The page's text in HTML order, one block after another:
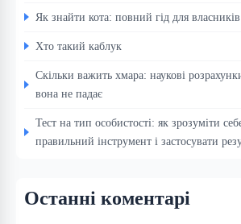
Як знайти кота: повний гід для
Хто такий каблук
Скільки важить хмара: наукові
вона не падає
Тест на тип особистості: як зрозуміти
правильний інструмент і застосувати
Останні коментарі